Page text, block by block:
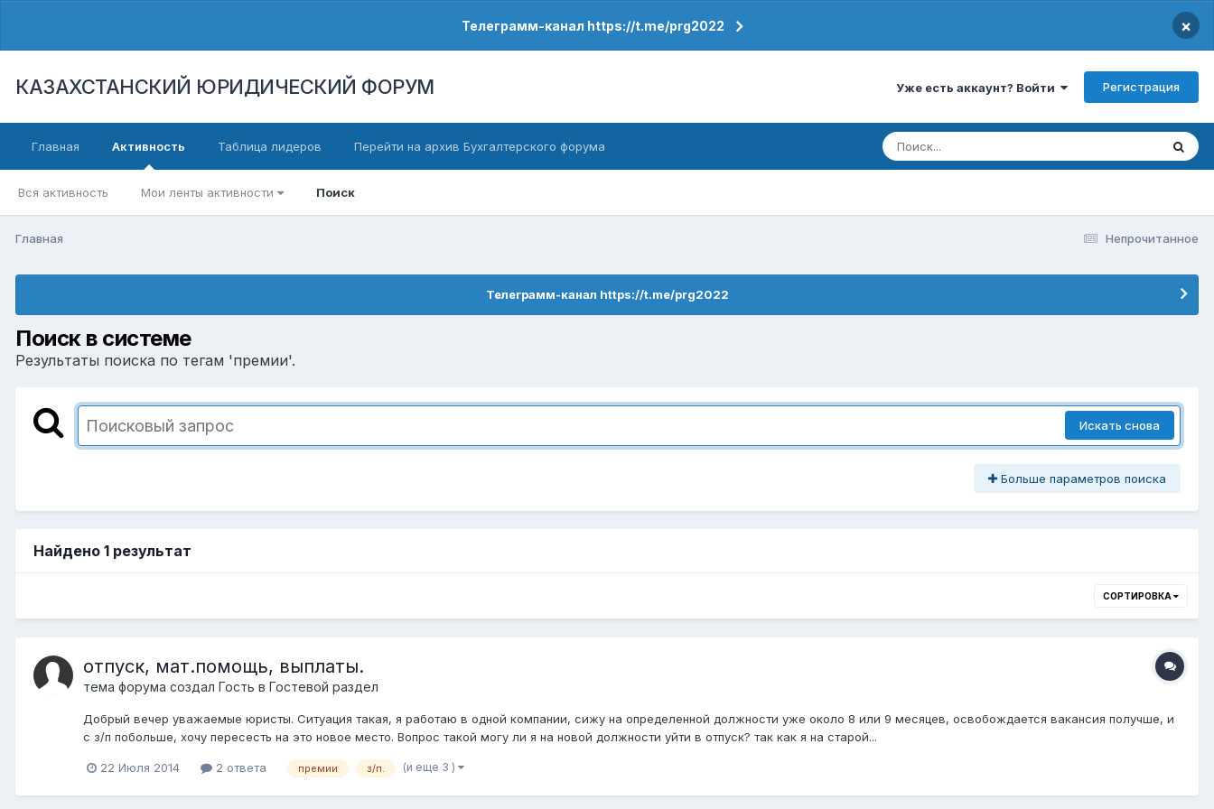
Телеграмм-канал https://t.me/prg2022 ×
КАЗАХСТАНСКИЙ ЮРИДИЧЕСКИЙ ФОРУМ Уже есть аккаунт? Войти Регистрация
Главная Активность
Вся активность Мои ленты активности Поиск
Таблица лидеров Перейти на архив Бухгалтерского форума
Непрочитанное
Главная
Телеграмм-канал https://t.me/prg2022
Поиск в системе
Результаты поиска по тегам 'премии'.
Искать снова
Больше параметров поиска
Найдено 1 результат
СОРТИРОВКА
отпуск, мат.помощь, выплаты.
тема форума создал Гость в Гостевой раздел
Добрый вечер уважаемые юристы. Ситуация такая, я работаю в одной компании, сижу на определенной должности уже около 8 или 9 месяцев, освобождается вакансия получше, и
с з/п побольше, хочу пересесть на это новое место. Вопрос такой могу ли я на новой должности уйти в отпуск? так как я на старой...
22 Июля 2014 2 ответа премии з/п. (и еще 3 )